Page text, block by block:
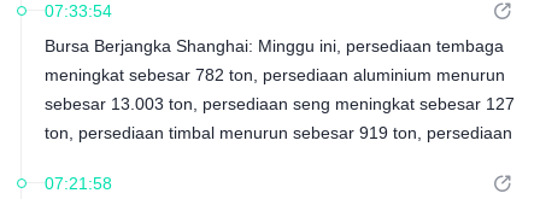
07:33:54
Bursa Berjangka Shanghai: Minggu ini, persediaan tembaga
meningkat sebesar 782 ton, persediaan aluminium menurun
sebesar 13.003 ton, persediaan seng meningkat sebesar 127
ton, persediaan timbal menurun sebesar 919 ton, persediaan
meningkat sebesar 160 ton, dan persediaan karet alam
07:21:58